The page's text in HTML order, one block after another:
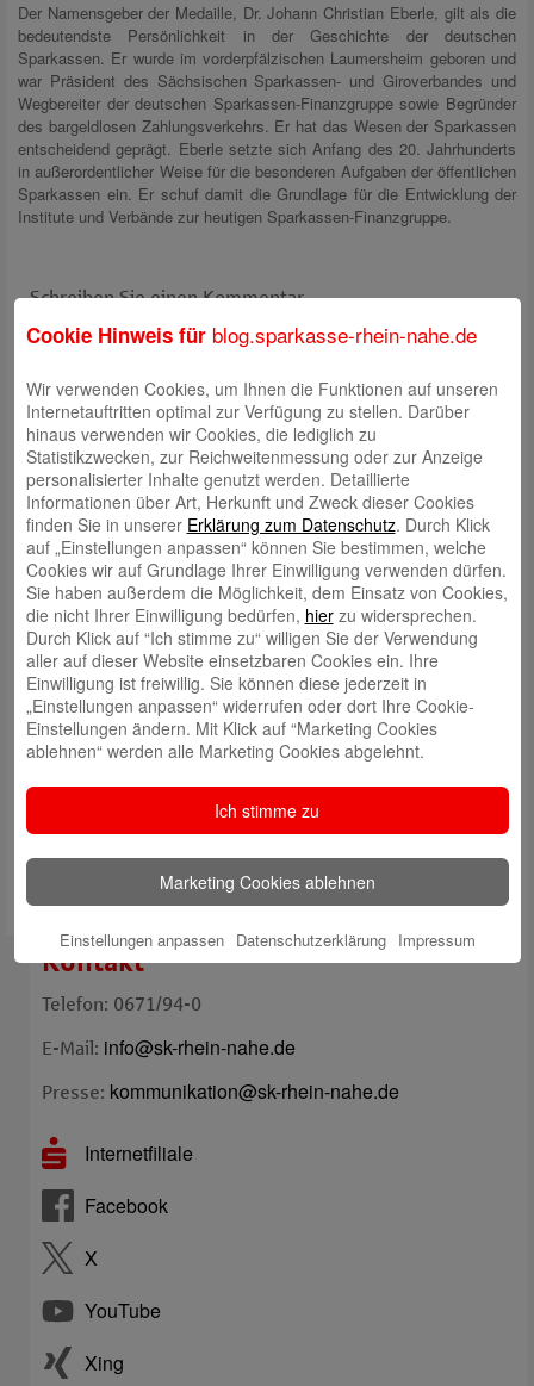
Der Namensgeber der Medaille, Dr. Johann Christian Eberle, gilt als die
bedeutendste Persönlichkeit in der Geschichte der deutschen
Sparkassen. Er wurde im vorderpfälzischen Laumersheim geboren und
war Präsident des Sächsischen Sparkassen- und Giroverbandes und
Wegbereiter der deutschen Sparkassen-Finanzgruppe sowie Begründer
des bargeldlosen Zahlungsverkehrs. Er hat das Wesen der Sparkassen
entscheidend geprägt. Eberle setzte sich Anfang des 20. Jahrhunderts
in außerordentlicher Weise für die besonderen Aufgaben der öffentlichen
Sparkassen ein. Er schuf damit die Grundlage für die Entwicklung der
Institute und Verbände zur heutigen Sparkassen-Finanzgruppe.
Schreiben Sie einen Kommentar
sind mit* markiert
Name*
E-Mail*
Website
Solve Captcha*
Enter Captcha Here :
Kontakt
Telefon: 0671/94-0
E-Mail: info@sk-rhein-nahe.de
Presse: kommunikation@sk-rhein-nahe.de
Internetfiliale
Facebook
X
YouTube
Xing
Cookie Hinweis für blog.sparkasse-rhein-nahe.de
Wir verwenden Cookies, um Ihnen die Funktionen auf unseren
Internetauftritten optimal zur Verfügung zu stellen. Darüber
hinaus verwenden wir Cookies, die lediglich zu
Statistikzwecken, zur Reichweitenmessung oder zur Anzeige
personalisierter Inhalte genutzt werden. Detaillierte
Informationen über Art, Herkunft und Zweck dieser Cookies
finden Sie in unserer Erklärung zum Datenschutz. Durch Klick
auf „Einstellungen anpassen“ können Sie bestimmen, welche
Cookies wir auf Grundlage Ihrer Einwilligung verwenden dürfen.
Sie haben außerdem die Möglichkeit, dem Einsatz von Cookies,
die nicht Ihrer Einwilligung bedürfen, hierzu widersprechen.
Durch Klick auf “Ich stimme zu“ willigen Sie der Verwendung
aller auf dieser Website einsetzbaren Cookies ein. Ihre
Einwilligung ist freiwillig. Sie können diese jederzeit in
„Einstellungen anpassen“ widerrufen oder dort Ihre Cookie-
Einstellungen ändern. Mit Klick auf “Marketing Cookies
ablehnen“ werden alle Marketing Cookies abgelehnt.
Ich stimme zu
Marketing Cookies ablehnen
Einstellungen anpassen Datenschutzerklärung Impressum